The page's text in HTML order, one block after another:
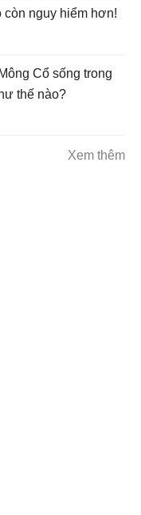
còn nguy hiểm hơn!
Cổ sống trong
thế nào?
Xem thêm